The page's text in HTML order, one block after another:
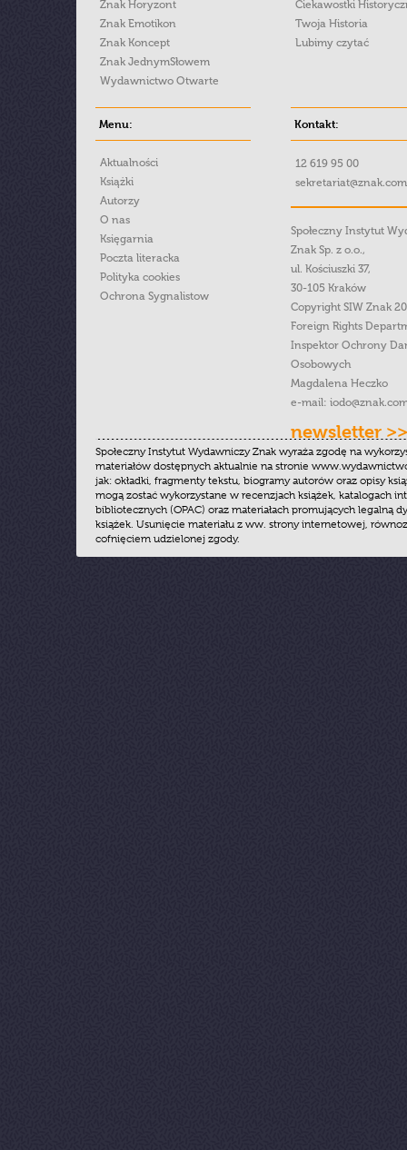
Znak Horyzont
Znak Emotikon
Znak Koncept
Znak JednymSłowem
Wydawnictwo Otwarte
Ciekawostki
Twoja Historia
Lubimy czytać
Menu:
Aktualności
Książki
Autorzy
O nas
Księgarnia
Poczta literacka
Polityka cookies
Ochrona Sygnalistow
Kontakt:
12 619 95 00
Społeczny Instytut
Znak Sp. z o.o.,
ul. Kościuszki 37,
30-105 Kraków
Copyright SIW Znak
Foreign Rights
Inspektor Ochrony
Osobowych
Magdalena Heczko
e-mail:
newsletter >>
Społeczny Instytut Wydawniczy Znak wyraża zgodę na
materiałów dostępnych aktualnie na stronie
jak: okładki, fragmenty tekstu, biogramy autorów oraz opisy
mogą zostać wykorzystane w recenzjach książek, katalogach
bibliotecznych (OPAC) oraz materiałach promujących legalną
książek. Usunięcie materiału z ww. strony internetowej,
cofnięciem udzielonej zgody.